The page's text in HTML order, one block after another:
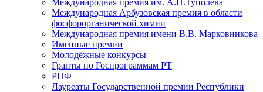
Международная Арбузовская премия в области
фосфорорганической химии
Международная премия имени В.В. Марковникова
Именные премии
Молодёжные конкурсы
Гранты по Госпрограммам РТ
РНФ
Лауреаты Государственной премии Республики